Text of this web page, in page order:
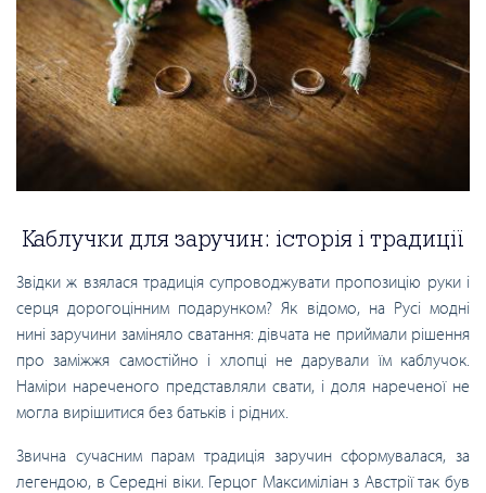
Каблучки для заручин: історія і традиції
Звідки ж взялася традиція супроводжувати пропозицію руки і
серця дорогоцінним подарунком? Як відомо, на Русі модні
нині заручини заміняло сватання: дівчата не приймали рішення
про заміжжя самостійно і хлопці не дарували їм каблучок.
Наміри нареченого представляли свати, і доля нареченої не
могла вирішитися без батьків і рідних.
Звична сучасним парам традиція заручин сформувалася, за
легендою, в Середні віки. Герцог Максиміліан з Австрії так був